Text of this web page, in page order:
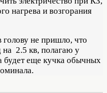
нагрева и возгорания
голову не пришло, что
2.5 кв, полагаю у
будет еще кучка обычных